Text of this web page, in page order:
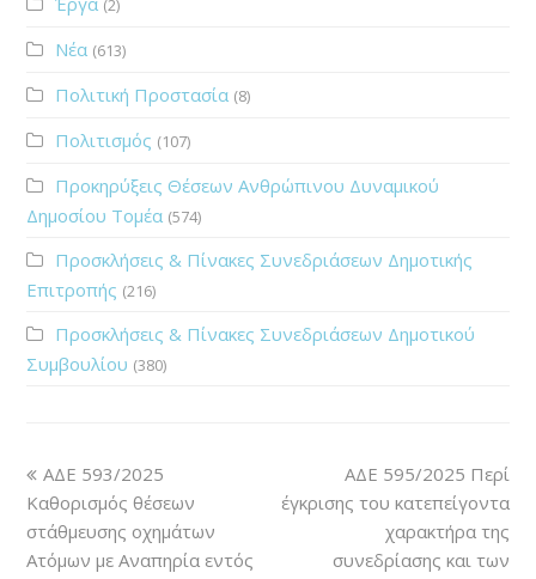
(2)
Νέα (613)
Πολιτική Προστασία (8)
Πολιτισμός (107)
Προκηρύξεις Θέσεων Ανθρώπινου Δυναμικού
Δημοσίου Τομέα (574)
Προσκλήσεις & Πίνακες Συνεδριάσεων Δημοτικής
Επιτροπής (216)
Προσκλήσεις & Πίνακες Συνεδριάσεων Δημοτικού
Συμβουλίου (380)
ΑΔΕ 593/2025
Καθορισμός θέσεων
στάθμευσης οχημάτων
Ατόμων με Αναπηρία εντός
ΑΔΕ 595/2025 Περί
έγκρισης του κατεπείγοντα
χαρακτήρα της
συνεδρίασης και των